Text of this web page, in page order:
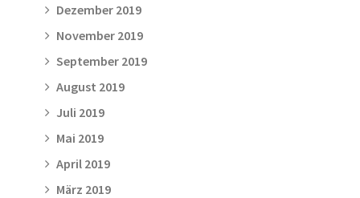
Dezember 2019
November 2019
September 2019
August 2019
Juli 2019
Mai 2019
April 2019
März 2019